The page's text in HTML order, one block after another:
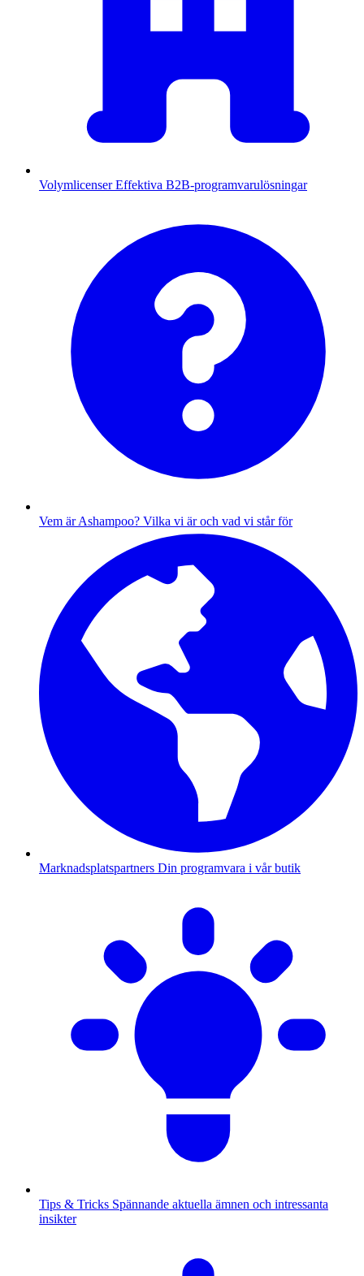
Volymlicenser Effektiva B2B-programvarulösningar
Vem är Ashampoo? Vilka vi är och vad vi står för
Marknadsplatspartners Din programvara i vår butik
Tips & Tricks Spännande aktuella ämnen och intressanta
insikter